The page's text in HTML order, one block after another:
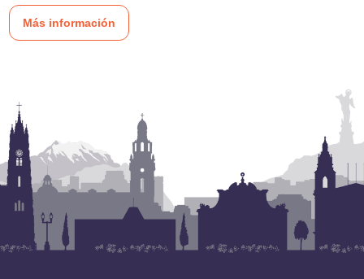
Más información